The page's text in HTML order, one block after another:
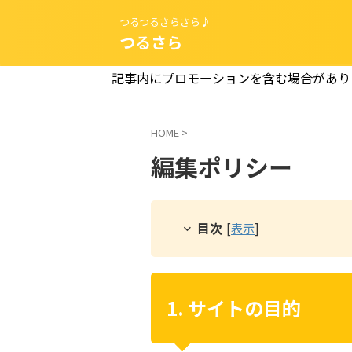
つるつるさらさら♪
つるさら
記事内にプロモーションを含む場合があ
HOME >
編集ポリシー
目次 [表示]
1. サイトの目的